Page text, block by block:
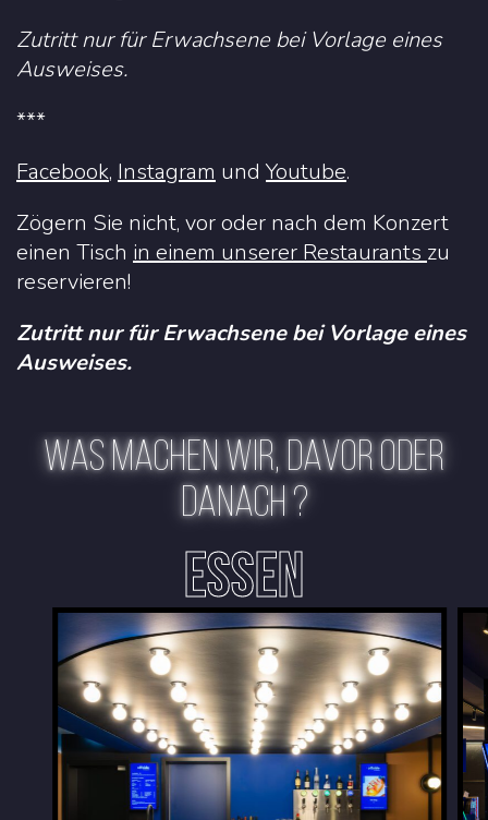
Zutritt nur für Erwachsene bei Vorlage eines
Ausweises.
***
Facebook, Instagram und Youtube.
Zögern Sie nicht, vor oder nach dem Konzert
einen Tisch in einem unserer Restaurants zu
reservieren!
Zutritt nur für Erwachsene bei Vorlage eines
Ausweises.
WAS MACHEN WIR, DAVOR ODER
DANACH ?
ESSEN